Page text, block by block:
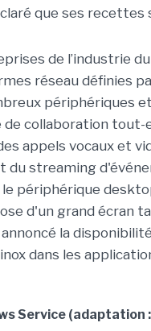
que ses recettes
de l’industrie
réseau définies
périphériques
collaboration tout-
appels vocaux et
du streaming
périphérique
d'un grand écran
la
dans les
Service (adaptation